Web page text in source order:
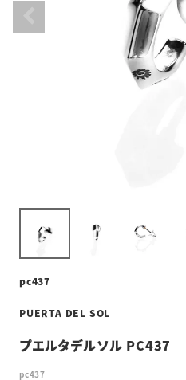
pc437
PUERTA DEL SOL
プエルタデルソル PC437
pc437